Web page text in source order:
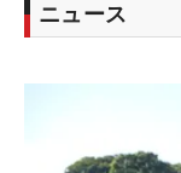
ニュース